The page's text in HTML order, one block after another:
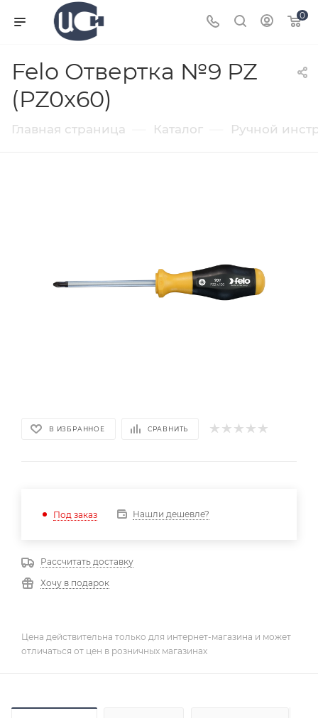
0
Felo Отвертка №9 PZ
(PZ0x60)
Главная страница Каталог Ручной
В ИЗБРАННОЕ СРАВНИТЬ
Под заказ Нашли дешевле?
Рассчитать доставку
Хочу в подарок
Цена действительна только для интернет-магазина и может
отличаться от цен в розничных магазинах